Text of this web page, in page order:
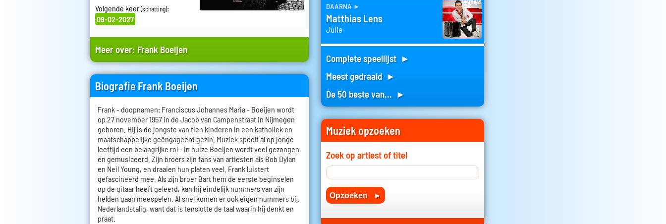
Volgende keer(schatting):
09-02-2027
Meer over: Frank Boeijen
Biografie Frank Boeijen
Frank - doopnamen: Franciscus Johannes Maria - Boeijen wordt
op 27 november 1957 in de Jacob van Campenstraat in Nijmegen
geboren. Hij is de jongste van tien kinderen in een katholiek en
maatschappelijke geëngageerd gezin. Muziek speelt al op jonge
leeftijd een belangrijke rol - in huize Boeijen wordt veel gezongen
en gemusiceerd. Zijn broers zijn fans van artiesten als Bob Dylan
en Neil Young, en draaien hun platen veel. Frank luistert
gefascineerd mee. Als zijn broer Bart hem de eerste beginselen
op de gitaar heeft geleerd, kan hij eindelijk nummers van zijn
helden gaan meespelen. Al snel komen er ook eigen nummers bij.
Nederlandstalig, want dat is tenslotte de taal waarin hij denkt en
praat.
daarna ►
Matthias Lens
Julie
Complete speellijst ►
Meest gedraaid ►
De 50 beste van... ►
Muziek opzoeken
Zoek op artiest of titel